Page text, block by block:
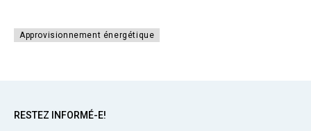
Approvisionnement énergétique
RESTEZ INFORMÉ-E!